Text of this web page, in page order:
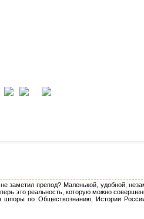
заметил препод? Маленькой, удобной,
это реальность, которую можно
по Обществознанию, Истории